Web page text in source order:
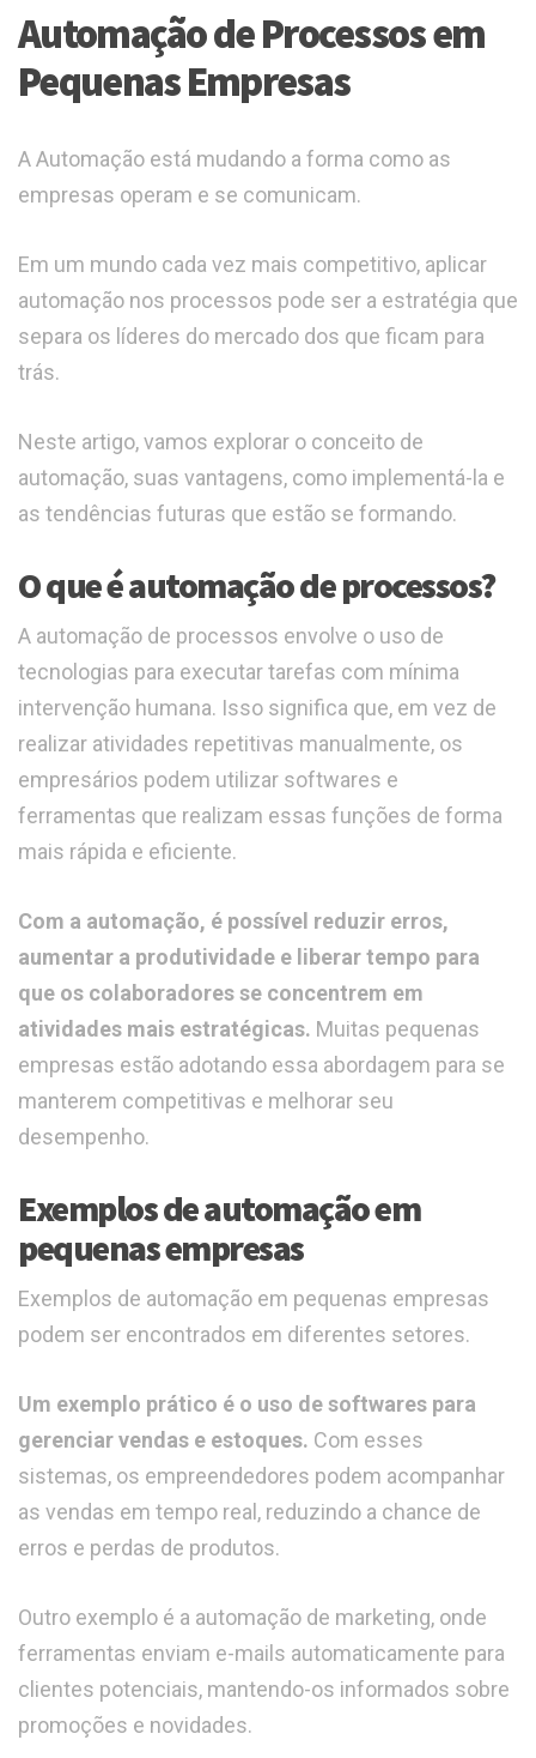
Automação de Processos em
Pequenas Empresas
A Automação está mudando a forma como as
empresas operam e se comunicam.
Em um mundo cada vez mais competitivo, aplicar
automação nos processos pode ser a estratégia que
separa os líderes do mercado dos que ficam para
trás.
Neste artigo, vamos explorar o conceito de
automação, suas vantagens, como implementá-la e
as tendências futuras que estão se formando.
O que é automação de processos?
A automação de processos envolve o uso de
tecnologias para executar tarefas com mínima
intervenção humana. Isso significa que, em vez de
realizar atividades repetitivas manualmente, os
empresários podem utilizar softwares e
ferramentas que realizam essas funções de forma
mais rápida e eficiente.
Com a automação, é possível reduzir erros,
aumentar a produtividade e liberar tempo para
que os colaboradores se concentrem em
atividades mais estratégicas. Muitas pequenas
empresas estão adotando essa abordagem para se
manterem competitivas e melhorar seu
desempenho.
Exemplos de automação em
pequenas empresas
Exemplos de automação em pequenas empresas
podem ser encontrados em diferentes setores.
Um exemplo prático é o uso de softwares para
gerenciar vendas e estoques. Com esses
sistemas, os empreendedores podem acompanhar
as vendas em tempo real, reduzindo a chance de
erros e perdas de produtos.
Outro exemplo é a automação de marketing, onde
ferramentas enviam e-mails automaticamente para
clientes potenciais, mantendo-os informados sobre
promoções e novidades.